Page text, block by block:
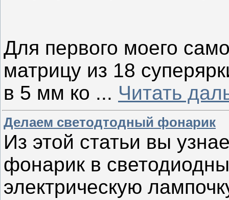
Для первого моего
матрицу из 18
в 5 мм ко ... Читать
Делаем светодтодный фонарик
Из этой статьи вы
фонарик в
электрическую